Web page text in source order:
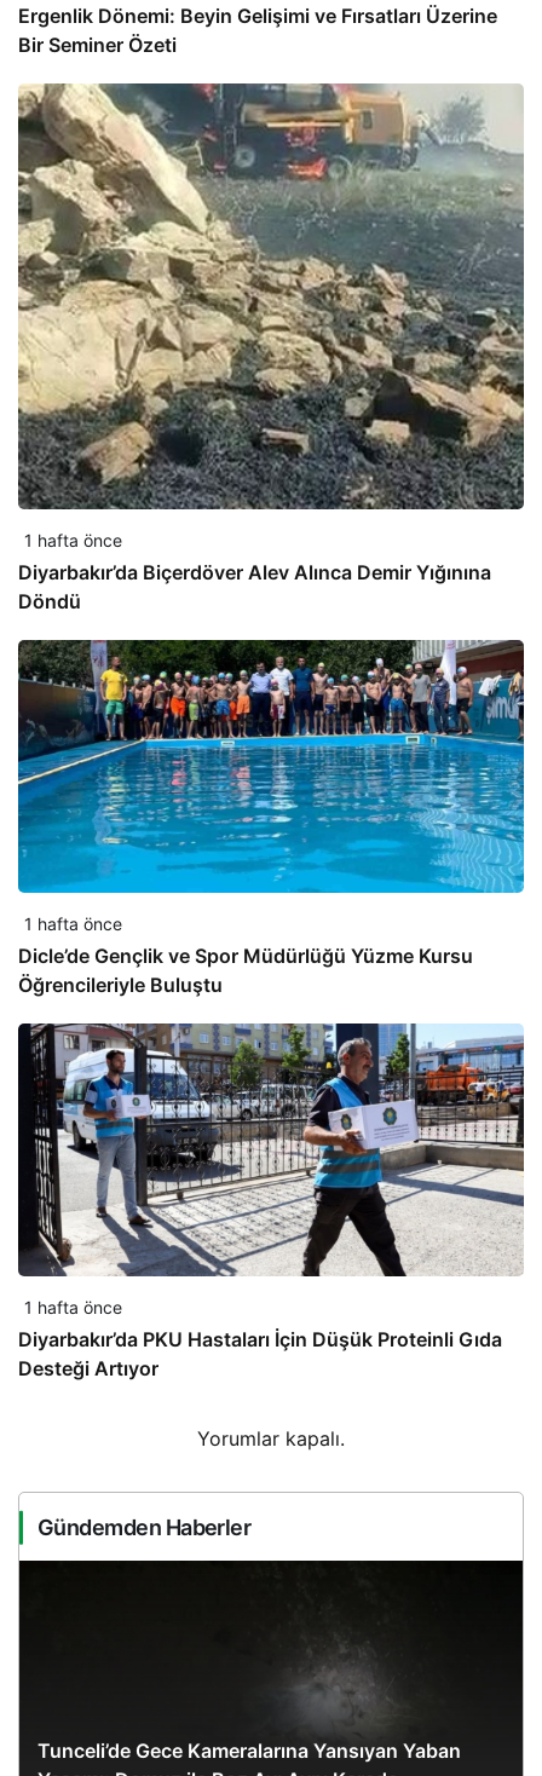
Ergenlik Dönemi: Beyin Gelişimi ve Fırsatları Üzerine
Bir Seminer Özeti
1 hafta önce
Diyarbakır’da Biçerdöver Alev Alınca Demir Yığınına
Döndü
1 hafta önce
Dicle’de Gençlik ve Spor Müdürlüğü Yüzme Kursu
Öğrencileriyle Buluştu
1 hafta önce
Diyarbakır’da PKU Hastaları İçin Düşük Proteinli Gıda
Desteği Artıyor
Yorumlar kapalı.
Gündemden Haberler
Tunceli’de Gece Kameralarına Yansıyan Yaban